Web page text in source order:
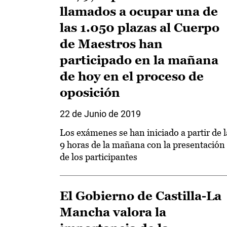
llamados a ocupar una de
las 1.050 plazas al Cuerpo
de Maestros han
participado en la mañana
de hoy en el proceso de
oposición
22 de Junio de 2019
Los exámenes se han iniciado a partir de
9 horas de la mañana con la presentación
de los participantes
El Gobierno de Castilla-La
Mancha valora la